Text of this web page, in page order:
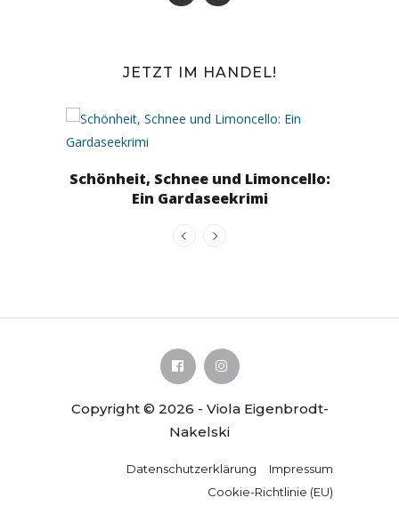
JETZT IM HANDEL!
Schönheit, Schnee und Limoncello:
Ein Gardaseekrimi
Copyright © 2026 - Viola Eigenbrodt-
Nakelski
Datenschutzerklärung
Impressum
Cookie-Richtlinie (EU)